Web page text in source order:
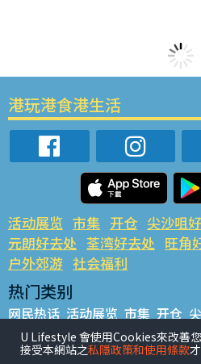
港玩港食港生活
活动展览 市集 开仓 尖沙咀
元朗好去处 荃湾好去处 旺角
户外郊游 社会福利
热门类别
网民热话 活动展览 市集 开仓
铜锣湾好去处 元朗好去处 荃湾
餐厅情报 户外郊游
U Lifestyle 會使用Cookies來改善
接受本網站之私隱政策和使用條款